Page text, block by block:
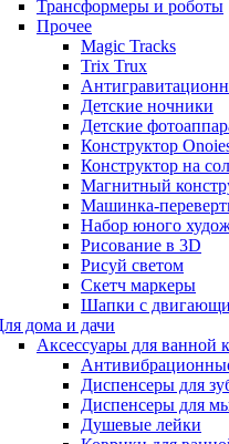
Трансформеры и роботы
Прочее
Magic Tracks
Trix Trux
Детские ночники
Детские
Конструктор
Конструктор на
Магнитный
Машинка-
Набор юного
Рисование в 3D
Рисуй светом
Скетч маркеры
Шапки с
дома и дачи
Аксессуары для ванной
Диспенсеры для
Диспенсеры для
Душевые лейки